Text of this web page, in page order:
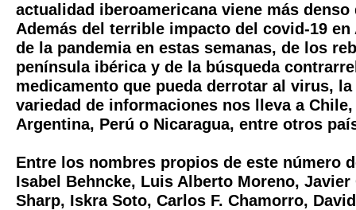
actualidad iberoamericana viene más denso
Además del terrible impacto del covid-19
de la pandemia en estas semanas, de los
península ibérica y de la búsqueda
medicamento que pueda derrotar al virus,
variedad de informaciones nos lleva a
Argentina, Perú o Nicaragua, entre otros
Entre los nombres propios de este número
Isabel Behncke, Luis Alberto Moreno,
Sharp, Iskra Soto, Carlos F. Chamorro,